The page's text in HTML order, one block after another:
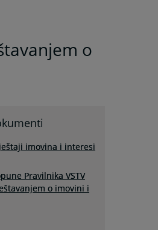
o
imovina i interesi
Pravilnika VSTV
o imovini i